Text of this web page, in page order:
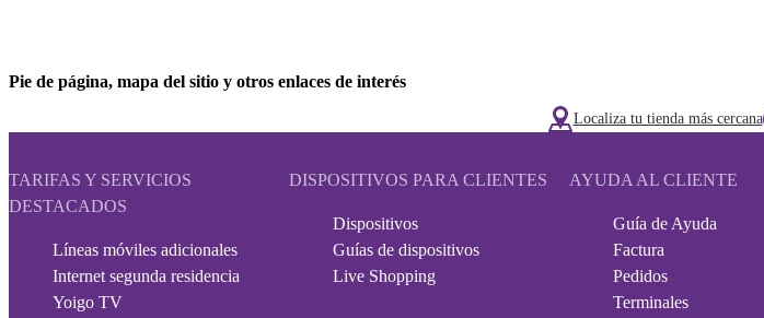
Pie de página, mapa del sitio y otros enlaces de interés
Localiza tu tienda más cercana
TARIFAS Y SERVICIOS
DESTACADOS
Líneas móviles adicionales
Internet segunda residencia
Yoigo TV
DISPOSITIVOS PARA CLIENTES
Dispositivos
Guías de dispositivos
Live Shopping
AYUDA AL CLIENTE
Guía de Ayuda
Factura
Pedidos
Terminales